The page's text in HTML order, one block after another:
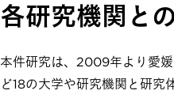
各研究機関と
本件研究は、2009年より愛
ど18の大学や研究機関と研究